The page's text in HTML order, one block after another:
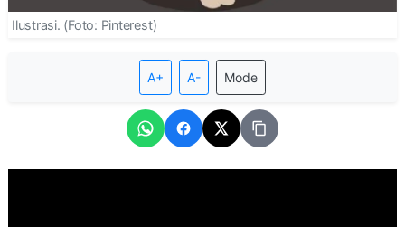
Ilustrasi. (Foto: Pinterest)
A+ A- Mode